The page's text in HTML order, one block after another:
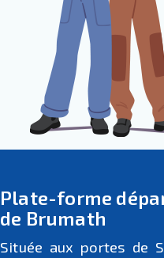
Plate-forme
de Brumath
Située aux portes de